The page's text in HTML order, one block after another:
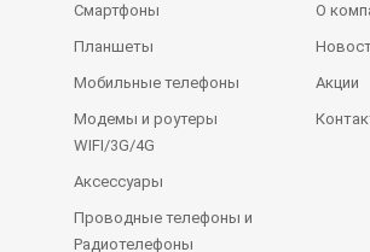
Смартфоны
Планшеты
Мобильные телефоны
Модемы и роутеры
WIFI/3G/4G
Аксессуары
Проводные телефоны и
Радиотелефоны
О
Акции